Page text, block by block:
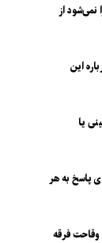
نمی‌شود از
این
یا
پاسخ به هر
وقاحت فرقه